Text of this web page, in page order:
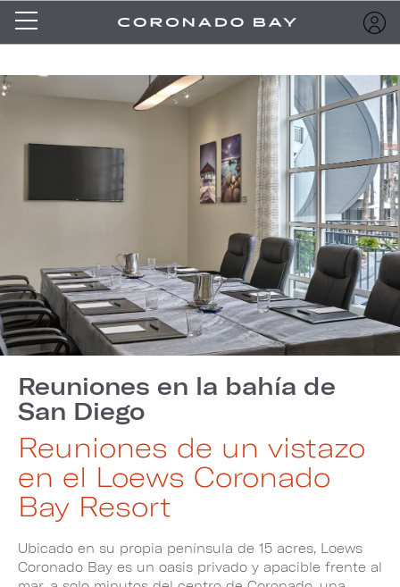
Reuniones en la bahía de
San Diego
Reuniones de un vistazo
en el Loews Coronado
Bay Resort
Ubicado en su propia península de 15 acres, Loews
Coronado Bay es un oasis privado y apacible frente al